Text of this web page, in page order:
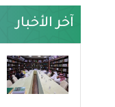
آخر الأخبار